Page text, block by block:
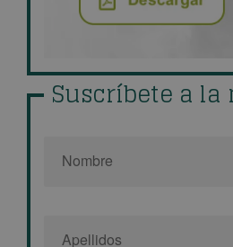
Suscríbete a